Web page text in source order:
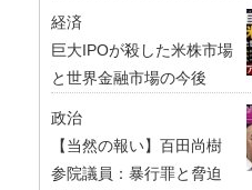
経済
巨大IPOが殺した米株市場
と世界金融市場の今後
政治
【当然の報い】百田尚樹
参院議員：暴行罪と脅迫